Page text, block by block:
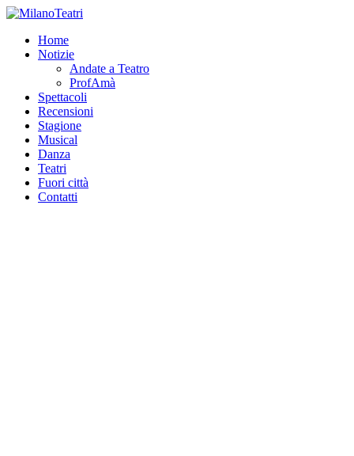
Home
Notizie
Andate a Teatro
ProfAmà
Spettacoli
Recensioni
Stagione
Musical
Danza
Teatri
Fuori città
Contatti